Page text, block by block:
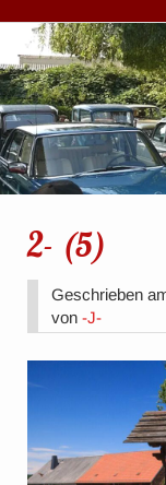
2- (5)
Geschrieben
von-J-